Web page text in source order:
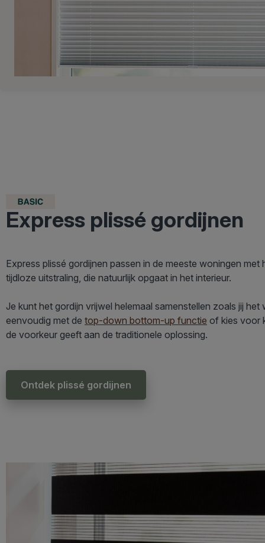
Express plissé gordijnen
Express plissé gordijnen passen in de meeste woningen met
tijdloze uitstraling, die natuurlijk opgaat in het interieur.
Je kunt het gordijn vrijwel helemaal samenstellen zoals jij het
eenvoudig met de top-down bottom-up functie of kies voor
de voorkeur geeft aan de traditionele oplossing.
Ontdek plissé gordijnen